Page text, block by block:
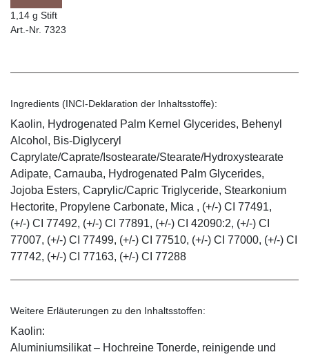
1,14 g Stift
Art.-Nr. 7323
Ingredients (INCI-Deklaration der Inhaltsstoffe):
Kaolin, Hydrogenated Palm Kernel Glycerides, Behenyl
Alcohol, Bis-Diglyceryl
Caprylate/Caprate/Isostearate/Stearate/Hydroxystearate
Adipate, Carnauba, Hydrogenated Palm Glycerides,
Jojoba Esters, Caprylic/Capric Triglyceride, Stearkonium
Hectorite, Propylene Carbonate, Mica , (+/-) CI 77491,
(+/-) CI 77492, (+/-) CI 77891, (+/-) CI 42090:2, (+/-) CI
77007, (+/-) CI 77499, (+/-) CI 77510, (+/-) CI 77000, (+/-) CI
77742, (+/-) CI 77163, (+/-) CI 77288
Weitere Erläuterungen zu den Inhaltsstoffen:
Kaolin:
Aluminiumsilikat – Hochreine Tonerde, reinigende und